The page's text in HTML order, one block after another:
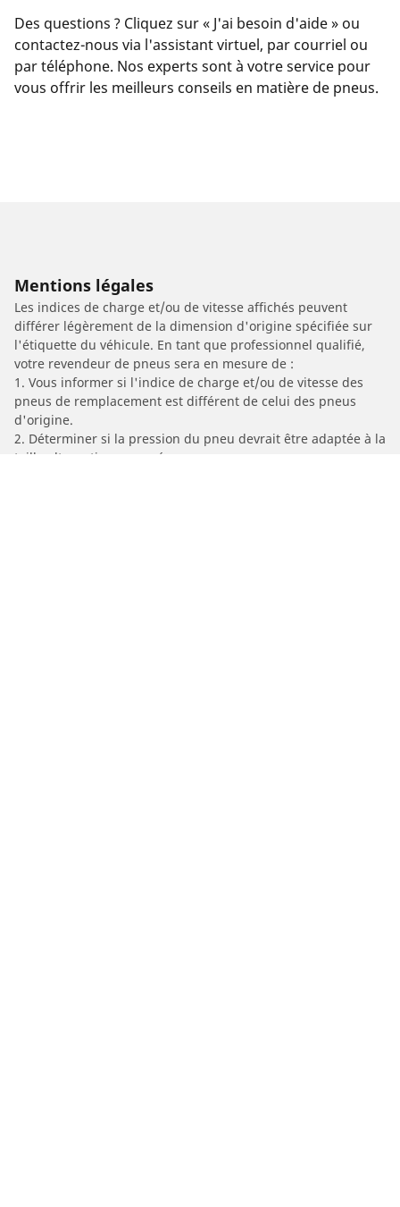
Des questions ? Cliquez sur « J'ai besoin d'aide » ou
contactez-nous via l'assistant virtuel, par courriel ou
par téléphone. Nos experts sont à votre service pour
vous offrir les meilleurs conseils en matière de pneus.
Mentions légales
Les indices de charge et/ou de vitesse affichés peuvent
différer légèrement de la dimension d'origine spécifiée sur
l'étiquette du véhicule. En tant que professionnel qualifié,
votre revendeur de pneus sera en mesure de :
1. Vous informer si l'indice de charge et/ou de vitesse des
pneus de remplacement est différent de celui des pneus
d'origine.
2. Déterminer si la pression du pneu devrait être adaptée à la
taille alternative proposée